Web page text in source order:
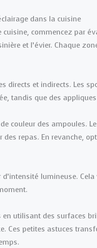
dans la cuisine
commencez par
et l’évier. Chaque
directs et indirects. Les
tandis que des
couleur des ampoules.
repas. En revanche,
lumineuse.
en utilisant des surfaces
Ces petites astuces